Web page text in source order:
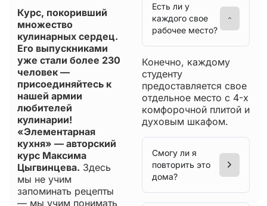
Курс, покоривший
множество
кулинарных сердец.
Его выпускниками
уже стали более 230
человек —
присоединяйтесь к
нашей армии
любителей
кулинарии!
«Элементарная
кухня» — авторский
курс Максима
Цыгвинцева. Здесь
мы не учим
запоминать рецепты
— мы учим понимать
Есть ли у
каждого свое
рабочее место?
Конечно, каждому
студенту
предоставляется свое
отдельное место с 4-х
комфорочной плитой и
духовым шкафом.
Смогу ли я
повторить это
дома?